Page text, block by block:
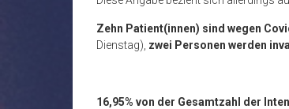
Zehn Patient(innen) sind wegen
Dienstag), zwei Personen werden
16,95% von der Gesamtzahl der